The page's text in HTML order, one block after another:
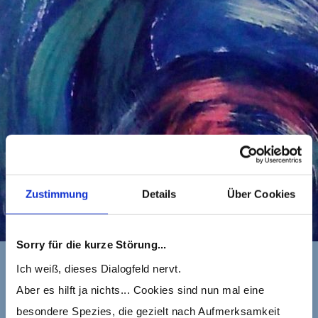
Zustimmung Details Über Cookies
Sorry für die kurze Störung...
Ich weiß, dieses Dialogfeld nervt.
Aber es hilft ja nichts... Cookies sind nun mal eine
besondere Spezies, die gezielt nach Aufmerksamkeit